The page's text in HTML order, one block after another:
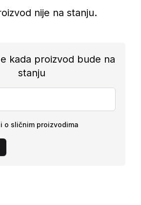
nije na stanju.
kada proizvod bude na
stanju
o sličnim proizvodima